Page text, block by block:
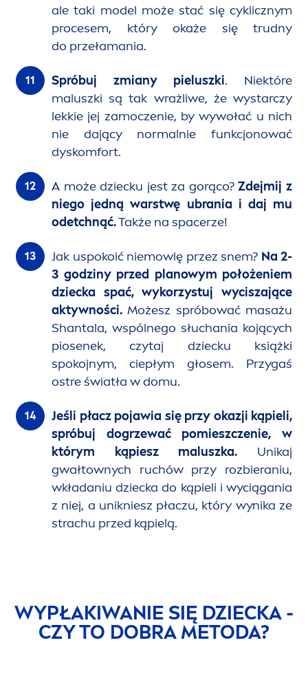
ale taki model może stać się cyklicznym
procesem, który okaże się trudny
do przełamania.
Spróbuj zmiany pieluszki. Niektóre
maluszki są tak wrażliwe, że wystarczy
lekkie jej zamoczenie, by wywołać u nich
nie dający normalnie funkcjonować
dyskomfort.
A może dziecku jest za gorąco?Zdejmij z
niego jedną warstwę ubrania i daj mu
odetchnąć.Także na spacerze!
Jak uspokoić niemowlę przez snem? Na 2-
3 godziny przed planowym położeniem
dziecka spać, wykorzystuj wyciszające
aktywności. Możesz spróbować masażu
Shantala, wspólnego słuchania kojących
piosenek, czytaj dziecku książki
spokojnym, ciepłym głosem. Przygaś
ostre światła w domu.
Jeśli płacz pojawia się przy okazji kąpieli,
spróbuj dogrzewać pomieszczenie, w
którym kąpiesz maluszka. Unikaj
gwałtownych ruchów przy rozbieraniu,
wkładaniu dziecka do kąpieli i wyciągania
z niej, a unikniesz płaczu, który wynika ze
strachu przed kąpielą.
WYPŁAKIWANIE SIĘ DZIECKA -
CZY TO DOBRA METODA?